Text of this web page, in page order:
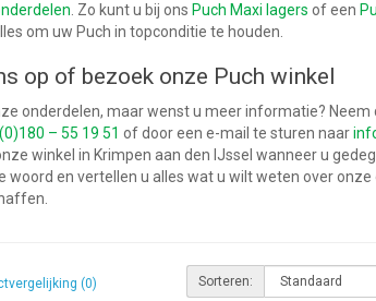
. Zo kunt u bij ons Puch Maxi lagers of een
om uw Puch in topconditie te houden.
op of bezoek onze Puch winkel
onderdelen, maar wenst u meer informatie?
– 55 19 51 of door een e-mail te sturen naar
winkel in Krimpen aan den IJssel wanneer u
woord en vertellen u alles wat u wilt weten over
(0) Sorteren: